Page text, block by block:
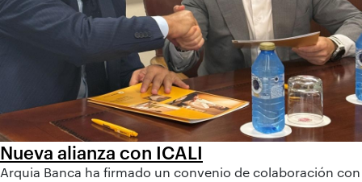
Nueva alianza con ICALI
Arquia Banca ha firmado un convenio de colaboración con